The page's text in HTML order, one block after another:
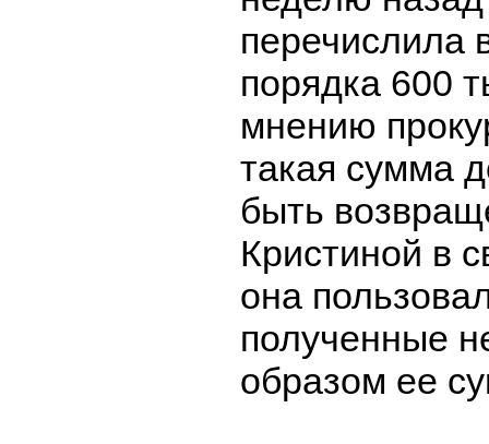
перечислила
порядка 600
мнению
такая сумма
быть
Кристиной в
она
полученные
образом ее